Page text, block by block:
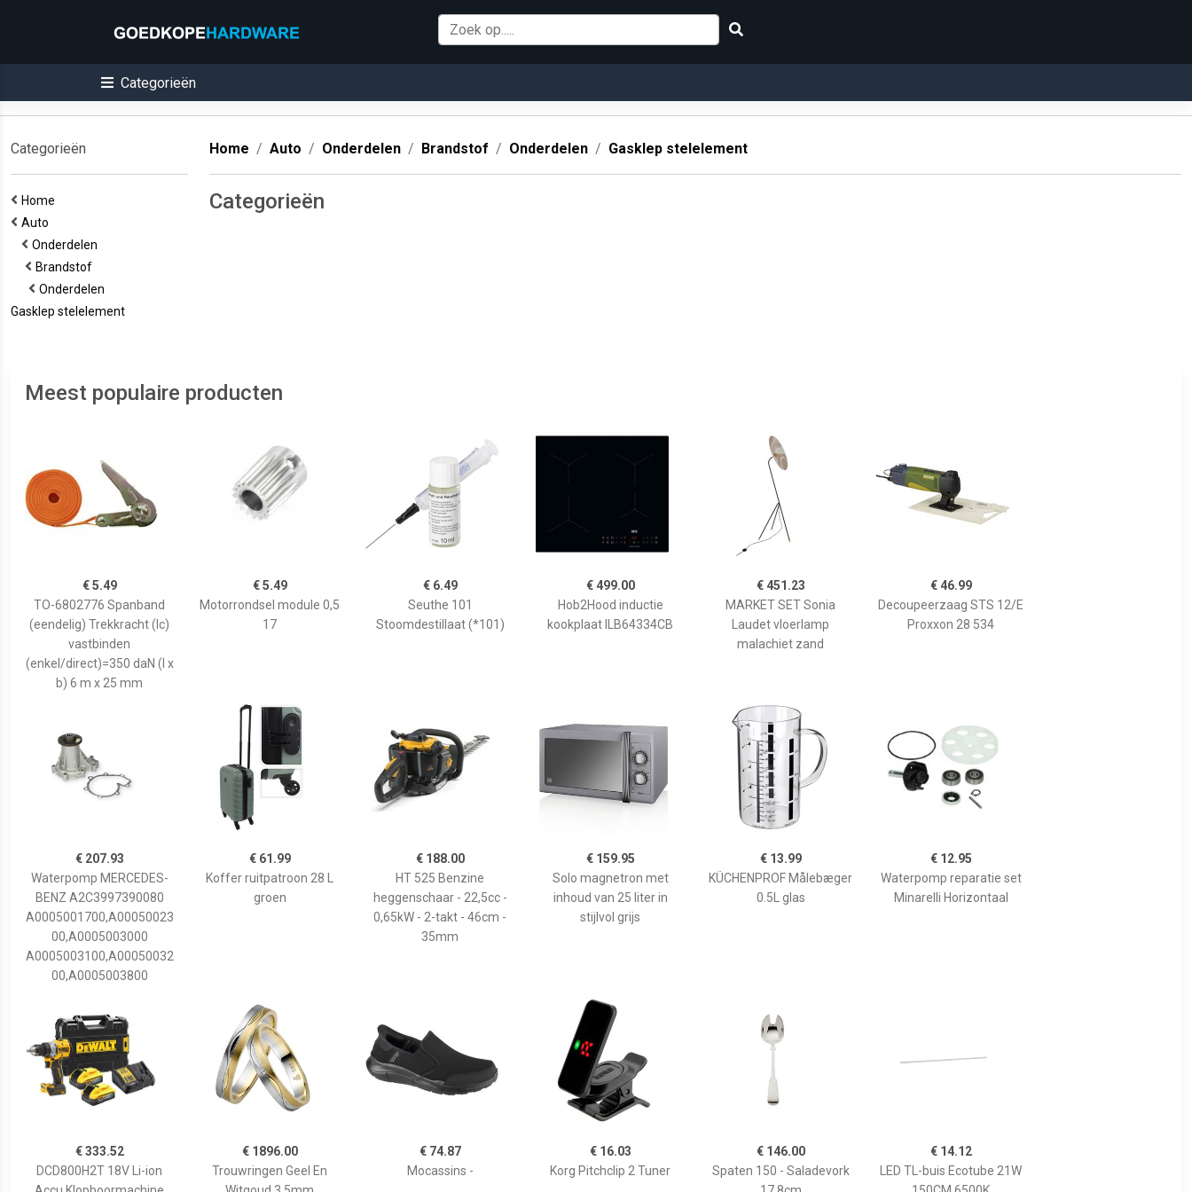
Categorieën
Categorieën
Home
Auto
Onderdelen
Brandstof
Onderdelen
Gasklep stelelement
Home Auto Onderdelen Brandstof Onderdelen Gasklep stelelement
Categorieën
Meest populaire producten
€ 5.49
TO-6802776 Spanband
(eendelig) Trekkracht (lc)
vastbinden
(enkel/direct)=350 daN (l x
b) 6 m x 25 mm
€ 5.49
Motorrondsel module 0,5
17
€ 6.49
Seuthe 101
Stoomdestillaat (*101)
€ 499.00
Hob2Hood inductie
kookplaat ILB64334CB
€ 451.23
MARKET SET Sonia
Laudet vloerlamp
malachiet zand
€ 46.99
Decoupeerzaag STS 12/E
Proxxon 28 534
€ 207.93
Waterpomp MERCEDES-
BENZ A2C3997390080
A0005001700,A00050023
00,A0005003000
A0005003100,A00050032
00,A0005003800
€ 61.99
Koffer ruitpatroon 28 L
groen
€ 188.00
HT 525 Benzine
heggenschaar - 22,5cc -
0,65kW - 2-takt - 46cm -
35mm
€ 159.95
Solo magnetron met
inhoud van 25 liter in
stijlvol grijs
€ 13.99
KÜCHENPROF Målebæger
0.5L glas
€ 12.95
Waterpomp reparatie set
Minarelli Horizontaal
€ 333.52
DCD800H2T 18V Li-ion
€ 1896.00
Trouwringen Geel En
€ 74.87
Mocassins -
€ 16.03
Korg Pitchclip 2 Tuner
€ 146.00
Spaten 150 - Saladevork
€ 14.12
LED TL-buis Ecotube 21W